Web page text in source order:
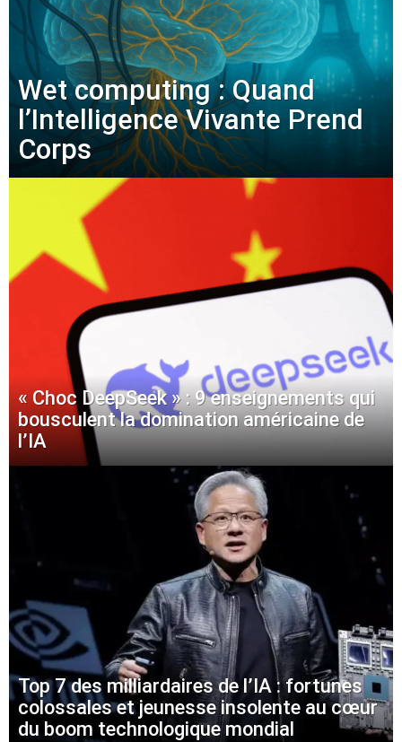
Wet computing : Quand
l’Intelligence Vivante Prend
Corps
« Choc DeepSeek » : 9 enseignements qui
bousculent la domination américaine de
l’IA
Top 7 des milliardaires de l’IA : fortunes
colossales et jeunesse insolente au cœur
du boom technologique mondial